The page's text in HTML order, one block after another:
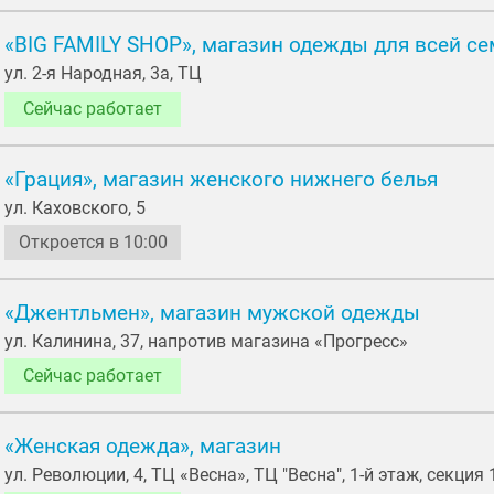
«BIG FAMILY SHOP», магазин одежды для всей
ул. 2-я Народная, 3а, ТЦ
Сейчас работает
«Грация», магазин женского нижнего белья
ул. Каховского, 5
Откроется в 10:00
«Джентльмен», магазин мужской одежды
ул. Калинина, 37, напротив магазина «Прогресс»
Сейчас работает
«Женская одежда», магазин
ул. Революции, 4, ТЦ «Весна», ТЦ "Весна", 1-й этаж, секция